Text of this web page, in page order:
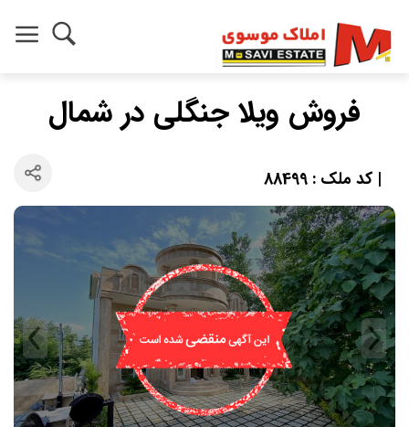
فروش ویلا جنگلی در شمال
| کد ملک : 88499